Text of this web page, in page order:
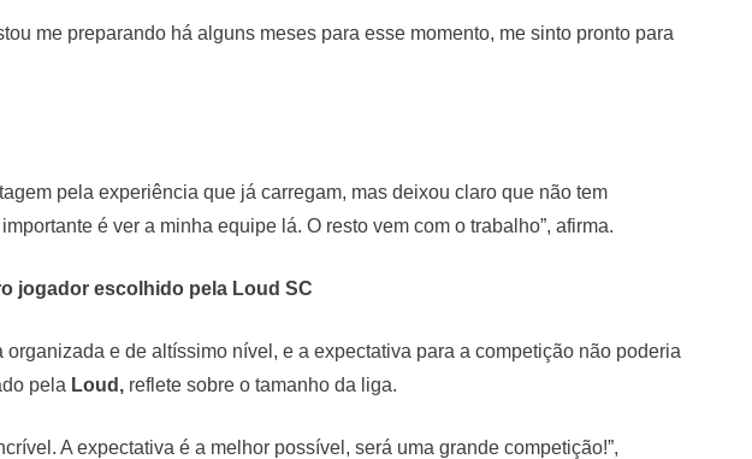
me preparando há alguns meses para esse momento, me sinto pronto para
pela experiência que já carregam, mas deixou claro que não tem
é ver a minha equipe lá. O resto vem com o trabalho”, afirma.
jogador escolhido pela Loud SC
e de altíssimo nível, e a expectativa para a competição não poderia
pela Loud,reflete sobre o tamanho da liga.
A expectativa é a melhor possível, será uma grande competição!”,